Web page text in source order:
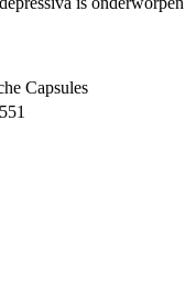
Capsules